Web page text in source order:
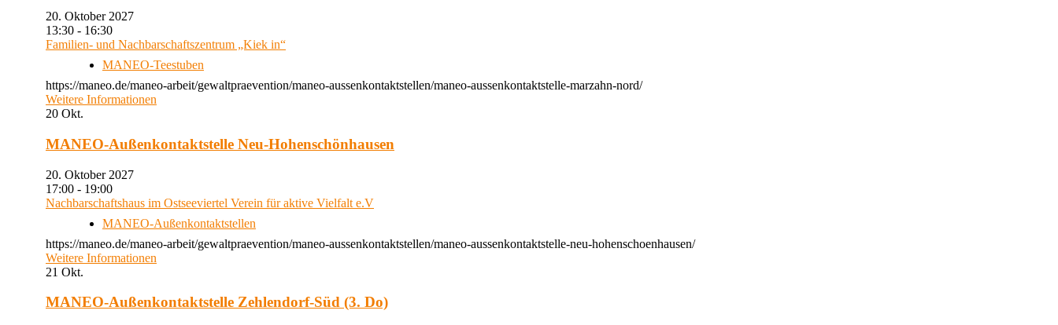
20. Oktober 2027
13:30 - 16:30
Familien- und Nachbarschaftszentrum „Kiek in“
MANEO-Teestuben
https://maneo.de/maneo-arbeit/gewaltpraevention/maneo-aussenkontaktstellen/maneo-aussenkontaktstelle-marzahn-nord/
Weitere Informationen
20 Okt.
MANEO-Außenkontaktstelle Neu-Hohenschönhausen
20. Oktober 2027
17:00 - 19:00
Nachbarschaftshaus im Ostseeviertel Verein für aktive Vielfalt e.V
MANEO-Außenkontaktstellen
https://maneo.de/maneo-arbeit/gewaltpraevention/maneo-aussenkontaktstellen/maneo-aussenkontaktstelle-neu-hohenschoenhausen/
Weitere Informationen
21 Okt.
MANEO-Außenkontaktstelle Zehlendorf-Süd (3. Do)